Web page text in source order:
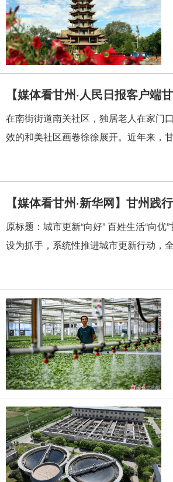
【媒体看甘州·人民日报客户
在南街街道南关社区，独居老人在家门
效的和美社区画卷徐徐展开。近年来，
【媒体看甘州·新华网】甘州践
原标题：城市更新“向好” 百姓生活“向
设为抓手，系统性推进城市更新行动，